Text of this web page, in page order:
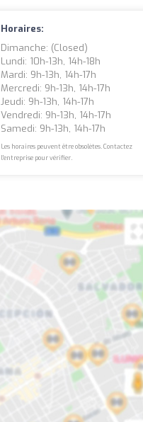
Horaires:
Dimanche: (closed)
Lundi: 10h-13h, 14h-18h
Mardi: 9h-13h, 14h-17h
Mercredi: 9h-13h, 14h-17h
Jeudi: 9h-13h, 14h-17h
Vendredi: 9h-13h, 14h-17h
Samedi: 9h-13h, 14h-17h
Les horaires peuvent être obsolètes. Contactez
l'entreprise pour vérifier.